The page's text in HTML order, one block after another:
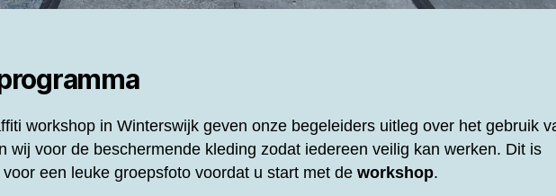
workshop in Winterswijk geven onze begeleiders uitleg over het gebruik
wij voor de beschermende kleding zodat iedereen veilig kan werken. Dit is
een leuke groepsfoto voordat u start met de workshop.